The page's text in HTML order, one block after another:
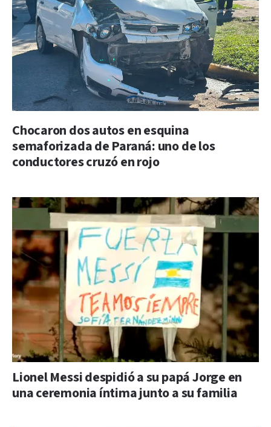
Chocaron dos autos en esquina
semaforizada de Paraná: uno de los
conductores cruzó en rojo
Lionel Messi despidió a su papá Jorge en
una ceremonia íntima junto a su familia